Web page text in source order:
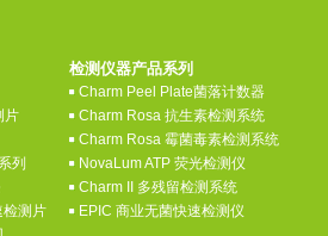
片
列
检测片
检测仪器产品系列
Charm Peel Plate菌落计数器
Charm Rosa 抗生素检测系统
Charm Rosa 霉菌毒素检测系统
NovaLum ATP 荧光检测仪
Charm II 多残留检测系统
EPIC 商业无菌快速检测仪